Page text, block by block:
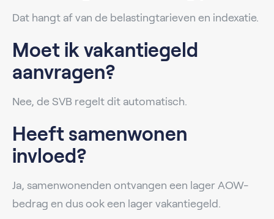
Dat hangt af van de belastingtarieven en indexatie.
Moet ik vakantiegeld
aanvragen?
Nee, de SVB regelt dit automatisch.
Heeft samenwonen
invloed?
Ja, samenwonenden ontvangen een lager AOW-
bedrag en dus ook een lager vakantiegeld.